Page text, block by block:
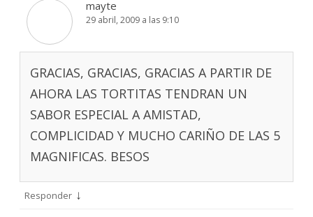
mayte
29 abril, 2009 a las 9:10
GRACIAS, GRACIAS, GRACIAS A PARTIR DE
AHORA LAS TORTITAS TENDRAN UN
SABOR ESPECIAL A AMISTAD,
COMPLICIDAD Y MUCHO CARIÑO DE LAS 5
MAGNIFICAS. BESOS
Responder ↓